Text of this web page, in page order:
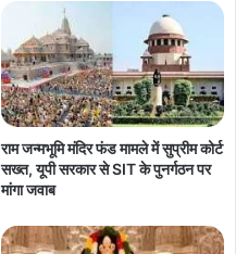
राम जन्मभूमि मंदिर फंड मामले में सुप्रीम कोर्ट
सख्त, यूपी सरकार से SIT के पुनर्गठन पर
मांगा जवाब